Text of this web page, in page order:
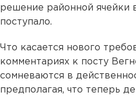
решение районной ячейки
поступало.
Что касается нового
комментариях к посту
сомневаются в
предполагая, что теперь